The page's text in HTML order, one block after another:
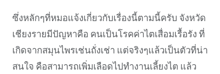
ซึ่งหลักๆที่หมอแจ้งเกี่ยวกับเรื่องนี้ตามนี้ครับ จังหวัด
เชียงรายมีปัญหาคือ คนเป็นโรคค่าไตเสื่อมเรื้อรัง ที่
เกิดจากสมุนไพรเช่นถั่งเช่า แต่จริงๆแล้วเป็นตัวที่น่า
สนใจ คือสามารถเพิ่มเลือดไปทำงานเลี้ยงไต แล้ว